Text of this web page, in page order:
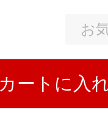
お
カートに入